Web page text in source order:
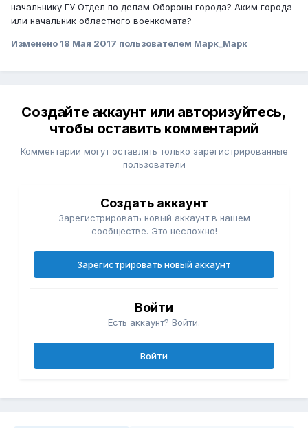
начальнику ГУ Отдел по делам Обороны города? Аким города
или начальник областного военкомата?
Изменено 18 Мая 2017 пользователем Марк_Марк
Создайте аккаунт или авторизуйтесь,
чтобы оставить комментарий
Комментарии могут оставлять только зарегистрированные
пользователи
Создать аккаунт
Зарегистрировать новый аккаунт в нашем
сообществе. Это несложно!
Зарегистрировать новый аккаунт
Войти
Есть аккаунт? Войти.
Войти